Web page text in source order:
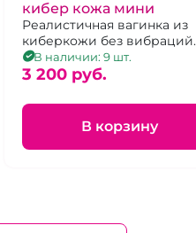
кибер кожа мини
Реалистичная вагинка из
киберкожи без вибраций.
В наличии: 9 шт.
3 200 pуб.
В корзину